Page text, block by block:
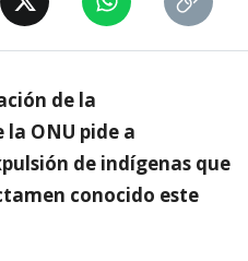
de la
ONU pide a
de indígenas que
conocido este